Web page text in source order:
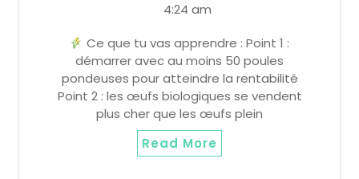
4:24 am
Ce que tu vas apprendre : Point 1 :
démarrer avec au moins 50 poules
pondeuses pour atteindre la rentabilité
Point 2 : les œufs biologiques se vendent
plus cher que les œufs plein
Read More